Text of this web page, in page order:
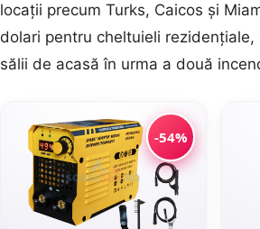
locații precum Turks, Caicos și
dolari pentru cheltuieli
sălii de acasă în urma a două
-54%